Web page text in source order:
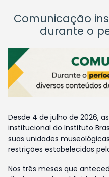
Comunicação
durante o
Desde 4 de julho de 2026,
institucional do Instituto
suas unidades
restrições estabelecidas
Nos três meses que